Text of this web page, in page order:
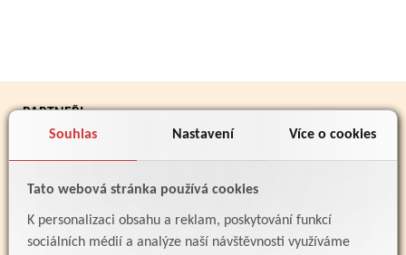
Souhlas Nastavení Více o cookies
Tato webová stránka používá cookies
K personalizaci obsahu a reklam, poskytování funkcí
sociálních médií a analýze naší návštěvnosti využíváme
PARTNEŘI